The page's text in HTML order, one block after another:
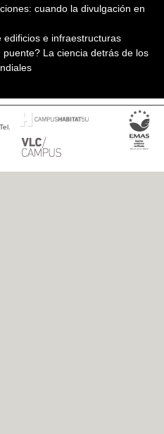
cuando la divulgación en
e infraestructuras
La ciencia detrás de los